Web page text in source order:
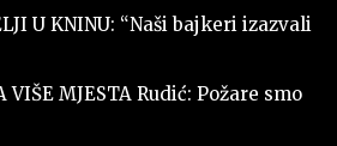
U KNINU: “Naši bajkeri izazvali
VIŠE MJESTA Rudić: Požare smo